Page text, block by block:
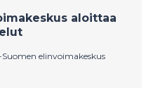
aloittaa
Suomen elinvoimakeskus